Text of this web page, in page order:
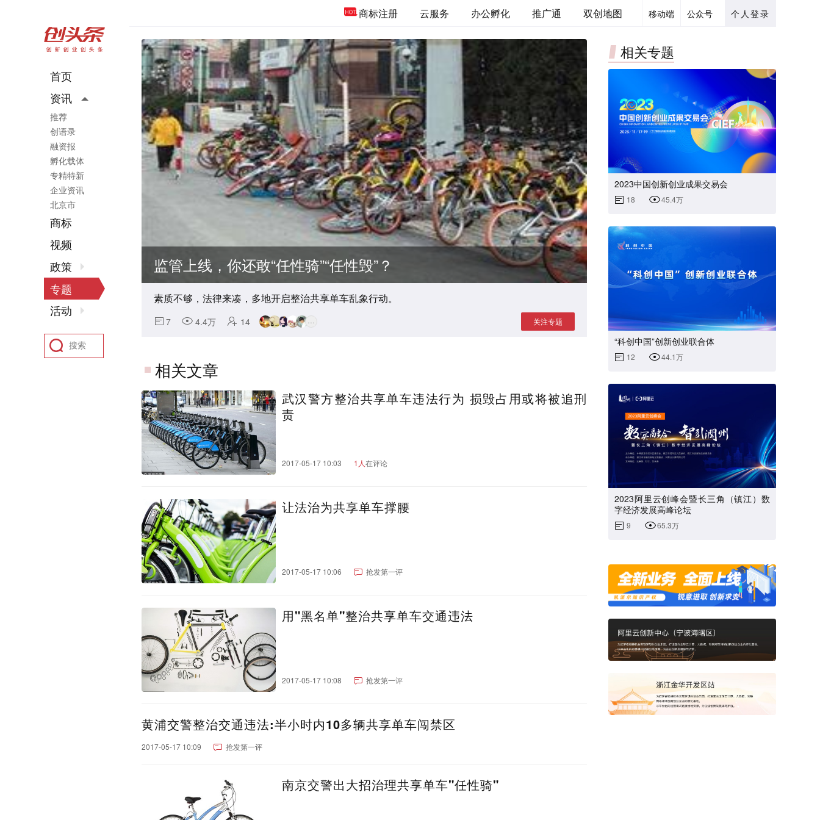
个人登录
公众号
移动端
商标注册 云服务 办公孵化 推广通 双创地图
监管上线，你还敢“任性骑”“任性毁”？
素质不够，法律来凑，多地开启整治共享单车乱象行动。
7 4.4万 14 ··· 关注专题
相关文章
武汉警方整治共享单车违法行为 损毁占用或将被追刑
责
2017-05-17 10:03 1人在评论
让法治为共享单车撑腰
2017-05-17 10:06 抢发第一评
用"黑名单"整治共享单车交通违法
2017-05-17 10:08 抢发第一评
黄浦交警整治交通违法:半小时内10多辆共享单车闯禁区
2017-05-17 10:09 抢发第一评
南京交警出大招治理共享单车"任性骑"
相关专题
2023中国创新创业成果交易会
18 45.4万
“科创中国”创新创业联合体
12 44.1万
2023阿里云创峰会暨长三角（镇江）数
字经济发展高峰论坛
9 65.3万
首页
资讯
推荐
创语录
融资报
孵化载体
专精特新
企业资讯
北京市
商标
视频
政策
专题
活动